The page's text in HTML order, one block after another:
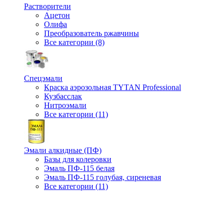
Растворители
Ацетон
Олифа
Преобразователь ржавчины
Все категории (8)
Спецэмали
Краска аэрозольная TYTAN Professional
Кузбасслак
Нитроэмали
Все категории (11)
Эмали алкидные (ПФ)
Базы для колеровки
Эмаль ПФ-115 белая
Эмаль ПФ-115 голубая, сиреневая
Все категории (11)